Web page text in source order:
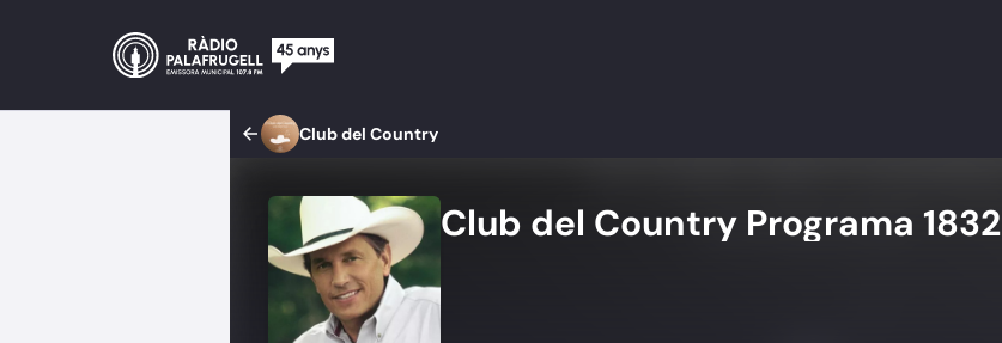
Club del Country
Club del Country Programa 1832